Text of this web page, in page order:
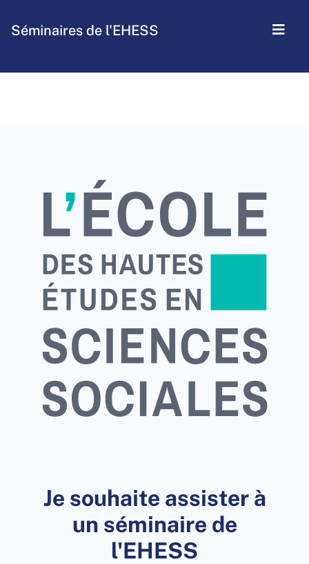
Séminaires de l'EHESS
Je souhaite assister à
un séminaire de
l'EHESS